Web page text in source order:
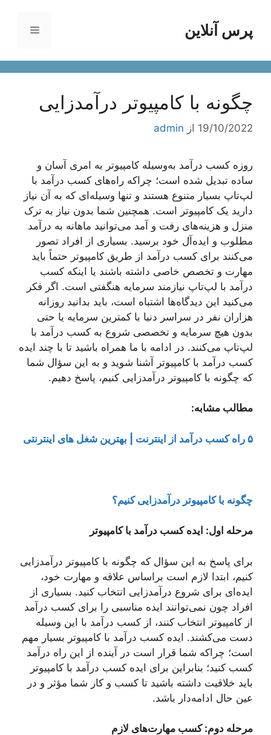
محتواپرس آنلاین فهرست
چگونه با کامپیوتر درآمدزایی
19/10/2022 از admin
روزه کسب درآمد به‌وسیله کامپیوتر به امری آسان و
ساده تبدیل شده است؛ چراکه راه‌های کسب درآمد با
لپ‌تاپ بسیار متنوع هستند و تنها وسیله‌ای که به آن نیاز
دارید یک کامپیوتر است. همچنین شما بدون نیاز به ترک
منزل و هزینه‌های رفت و آمد می‌توانید ماهانه به درآمد
مطلوب و ایده‌آل خود برسید. بسیاری از افراد تصور
می‌کنند برای کسب درآمد از طریق کامپیوتر حتماً باید
مهارت و تخصص خاصی داشته باشند یا اینکه کسب
درآمد با لپ‌تاپ نیازمند سرمایه هنگفتی است. اگر فکر
می‌کنید این دیدگاه‌ها اشتباه است، باید بدانید روزانه
هزاران نفر در سراسر دنیا با کمترین سرمایه یا حتی
بدون هیچ سرمایه و تخصصی شروع به کسب درآمد با
لپ‌تاپ می‌کنند. در ادامه با ما همراه باشید تا با چند ایده
کسب درآمد با کامپیوتر آشنا شوید و به این سؤال شما
که چگونه با کامپیوتر درآمدزایی کنیم، پاسخ دهیم.
مطالب مشابه:
۵ راه کسب درآمد از اینترنت | بهترین شغل های اینترنتی
چگونه با کامپیوتر درآمدزایی کنیم؟
مرحله اول: ایده کسب درآمد با کامپیوتر
برای پاسخ به این سؤال که چگونه با کامپیوتر درآمدزایی
کنیم، ابتدا لازم است براساس علاقه و مهارت خود،
ایده‌ای برای شروع درآمدزایی انتخاب کنید. بسیاری از
افراد چون نمی‌توانند ایده مناسبی را برای کسب درآمد
از کامپیوتر انتخاب کنند، از کسب درآمد با این وسیله
دست می‌کشند. ایده کسب درآمد با کامپیوتر بسیار مهم
است؛ چراکه شما قرار است در آینده از این راه درآمد
کسب کنید؛ بنابراین برای ایده کسب درآمد با کامپیوتر
باید خلاقیت داشته باشید تا کسب و کار شما مؤثر و در
عین حال ادامه‌دار باشد.
مرحله دوم: کسب مهارت‌های لازم